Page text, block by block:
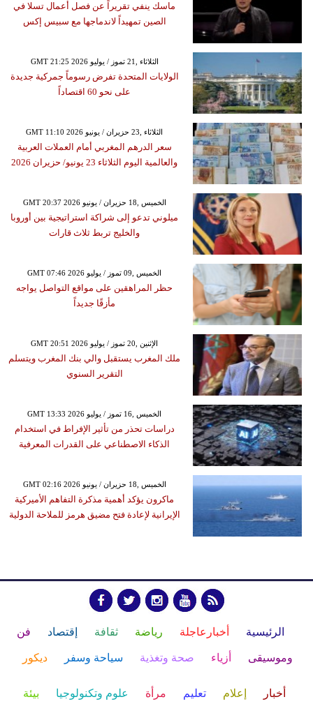
ماسك ينفي تقريراً عن فصل أعمال تسلا في
الصين تمهيداً لاندماجها مع سبيس إكس
GMT 21:25 2026 الثلاثاء ,21 تموز / يوليو
الولايات المتحدة تفرض رسوماً جمركية جديدة
على نحو 60 اقتصاداً
GMT 11:10 2026 الثلاثاء ,23 حزيران / يونيو
سعر الدرهم المغربي أمام العملات العربية
والعالمية اليوم الثلاثاء 23 يونيو/ حزيران 2026
GMT 20:37 2026 الخميس ,18 حزيران / يونيو
ميلوني تدعو إلى شراكة استراتيجية بين أوروبا
والخليج تربط ثلاث قارات
GMT 07:46 2026 الخميس ,09 تموز / يوليو
حظر المراهقين على مواقع التواصل يواجه
مأزقًا جديداً
GMT 20:51 2026 الإثنين ,20 تموز / يوليو
ملك المغرب يستقبل والي بنك المغرب ويتسلم
التقرير السنوي
GMT 13:33 2026 الخميس ,16 تموز / يوليو
دراسات تحذر من تأثير الإفراط في استخدام
الذكاء الاصطناعي على القدرات المعرفية
GMT 02:16 2026 الخميس ,18 حزيران / يونيو
ماكرون يؤكد أهمية مذكرة التفاهم الأميركية
الإيرانية لإعادة فتح مضيق هرمز للملاحة الدولية
الرئيسية أخبارعاجلة رياضة ثقافة إقتصاد فن
وموسيقى أزياء صحة وتغذية سياحة وسفر ديكور
أخبار إعلام تعليم مرأة علوم وتكنولوجيا بيئة